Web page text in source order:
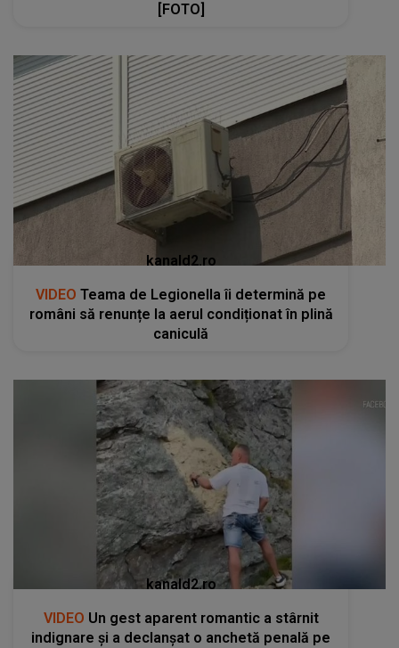
[FOTO]
kanald2.ro
VIDEO Teama de Legionella îi determină pe
români să renunțe la aerul condiționat în plină
caniculă
kanald2.ro
VIDEO Un gest aparent romantic a stârnit
indignare și a declanșat o anchetă penală pe